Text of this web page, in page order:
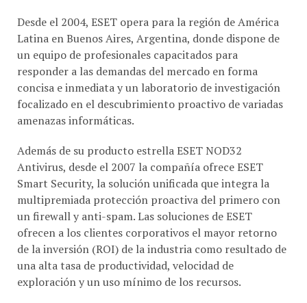
Desde el 2004, ESET opera para la región de América
Latina en Buenos Aires, Argentina, donde dispone de
un equipo de profesionales capacitados para
responder a las demandas del mercado en forma
concisa e inmediata y un laboratorio de investigación
focalizado en el descubrimiento proactivo de variadas
amenazas informáticas.
Además de su producto estrella ESET NOD32
Antivirus, desde el 2007 la compañía ofrece ESET
Smart Security, la solución unificada que integra la
multipremiada protección proactiva del primero con
un firewall y anti-spam. Las soluciones de ESET
ofrecen a los clientes corporativos el mayor retorno
de la inversión (ROI) de la industria como resultado de
una alta tasa de productividad, velocidad de
exploración y un uso mínimo de los recursos.